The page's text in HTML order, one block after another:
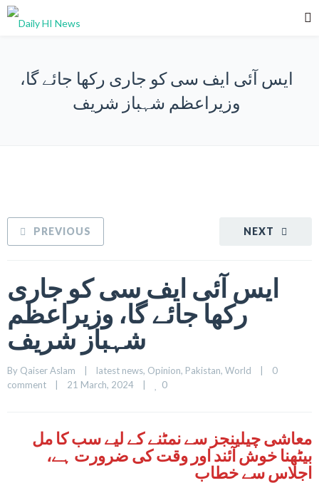
ایس آئی ایف سی کو جاری رکھا جائے گا،
وزیراعظم شہباز شریف
NEXT
PREVIOUS
ایس آئی ایف سی کو جاری
رکھا جائے گا، وزیراعظم
شہباز شریف
By Qaiser Aslam latest news, Opinion, Pakistan, World
0
comment
21 March, 2024 0
معاشی چیلینجز سے نمٹنے کے لیے سب کا مل
بیٹھنا خوش آئند اور وقت کی ضرورت ہے،
اجلاس سے خطاب